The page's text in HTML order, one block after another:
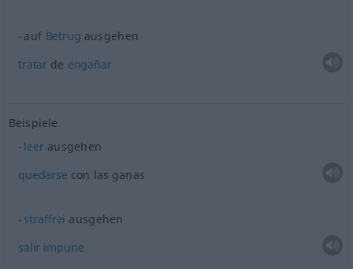
auf Betrug ausgehen
tratar de engañar
Beispiele
leerausgehen
quedarse con las ganas
straffrei ausgehen
salir impune